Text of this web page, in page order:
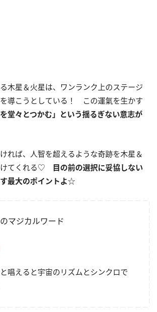
木星＆火星は、ワンランク上のステージ
導こうとしている！ この運氣を生かす
を堂々とつかむ」という揺るぎない意志が
れば、人智を超えるような奇跡を木星＆
けてくれる♡ 目の前の選択に妥協しない
最大のポイントよ☆
マジカルワード
と唱えると宇宙のリズムとシンクロで